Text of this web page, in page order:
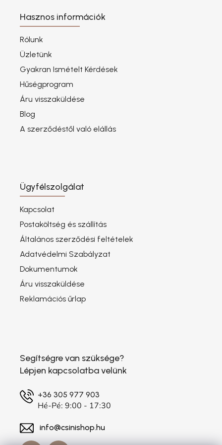
Hasznos információk
Rólunk
Üzletünk
Gyakran Ismételt Kérdések
Hűségprogram
Áru visszaküldése
Blog
A szerződéstől való elállás
Ügyfélszolgálat
Kapcsolat
Postaköltség és szállítás
Általános szerződési feltételek
Adatvédelmi Szabályzat
Dokumentumok
Áru visszaküldése
Reklamációs űrlap
Segítségre van szüksége?
Lépjen kapcsolatba velünk
+36 305 977 903
Hé-Pé: 9:00 - 17:30
info@csinishop.hu